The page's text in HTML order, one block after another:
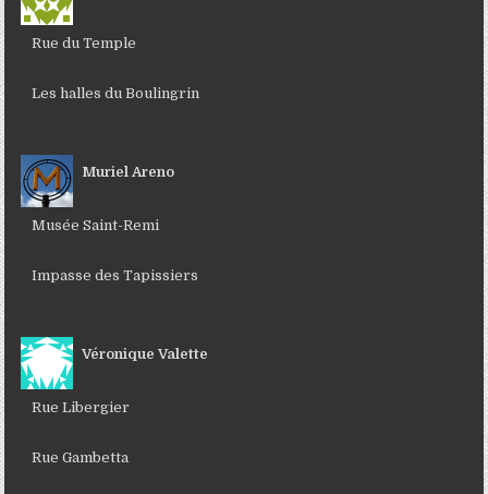
Rue du Temple
Les halles du Boulingrin
Muriel Areno
Musée Saint-Remi
Impasse des Tapissiers
Véronique Valette
Rue Libergier
Rue Gambetta